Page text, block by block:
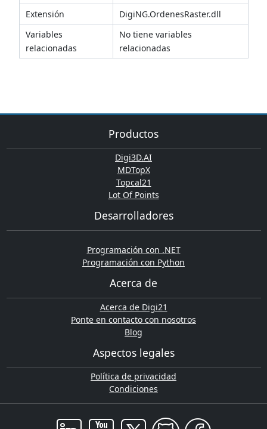
Extensión
DigiNG.OrdenesRaster.dll
Variables
relacionadas
No tiene variables
relacionadas
Productos
Digi3D.AI
MDTopX
Topcal21
Lot Of Points
Desarrolladores
Programación con .NET
Programación con Python
Acerca de
Acerca de Digi21
Ponte en contacto con nosotros
Blog
Aspectos legales
Política de privacidad
Condiciones